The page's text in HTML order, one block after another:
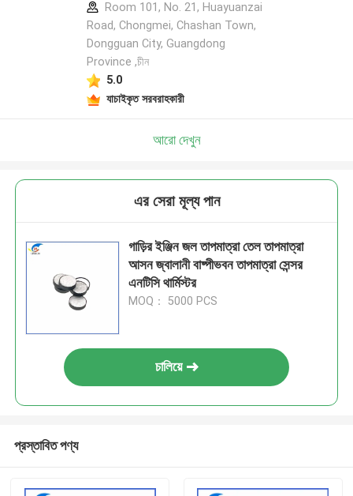
Room 101, No. 21, Huayuanzai
Road, Chongmei, Chashan Town,
Dongguan City, Guangdong
Province ,চীন
5.0
যাচাইকৃত সরবরাহকারী
আরো দেখুন
এর সেরা মূল্য পান
গাড়ির ইঞ্জিন জল তাপমাত্রা তেল তাপমাত্রা
আসন জ্বালানী বাষ্পীভবন তাপমাত্রা সেন্সর
এনটিসি থার্মিস্টর
MOQ： 5000 PCS
চালিয়ে
প্রস্তাবিত পণ্য